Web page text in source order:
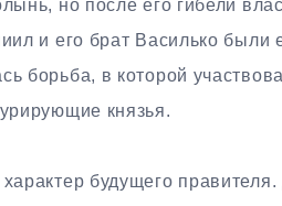
но после его гибели
и его брат Василько были
борьба, в которой
князья.
будущего